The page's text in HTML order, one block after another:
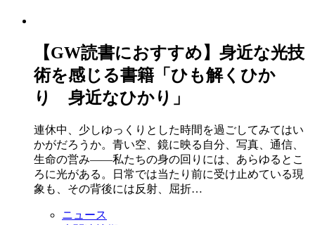
【GW読書におすすめ】身近な光技
術を感じる書籍「ひも解くひか
り 身近なひかり」
連休中、少しゆっくりとした時間を過ごしてみてはい
かがだろうか。青い空、鏡に映る自分、写真、通信、
生命の営み――私たちの身の回りには、あらゆるとこ
ろに光がある。日常では当たり前に受け止めている現
象も、その背後には反射、屈折…
ニュース